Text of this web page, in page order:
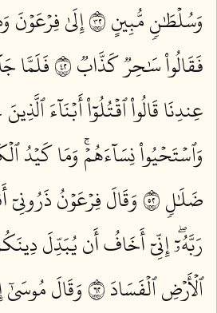
وَسُلۡطَٰنٖ مُّبِينٍ ٢٣
إِلَىٰ
فَقَالُواْ سَٰحِرٞ كَذَّابٞ ٢٤
فَلَمَّا
عِندِنَا قَالُواْ ٱقۡتُلُوٓاْ أَبۡنَآءَ
وَٱسۡتَحۡيُواْ نِسَآءَهُمۡۚ وَمَا كَيۡدُ
ضَلَٰلٖ ٢٥
وَقَالَ فِرۡعَوۡنُ
رَبَّهُۥٓۖ إِنِّيٓ أَخَافُ أَن يُبَدِّلَ
ٱلۡأَرۡضِ ٱلۡفَسَادَ ٢٦
وَقَالَ